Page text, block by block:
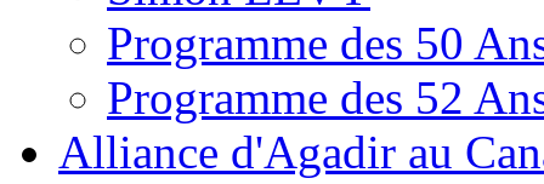
Programme des 50
Programme des 52
Alliance d'Agadir au